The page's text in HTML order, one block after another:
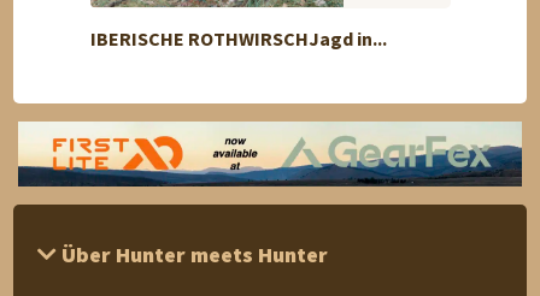
IBERISCHE ROTHWIRSCHJagd in...
Über Hunter meets Hunter